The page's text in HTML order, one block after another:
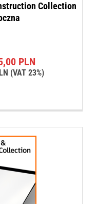
Collection
PLN
(VAT 23%)